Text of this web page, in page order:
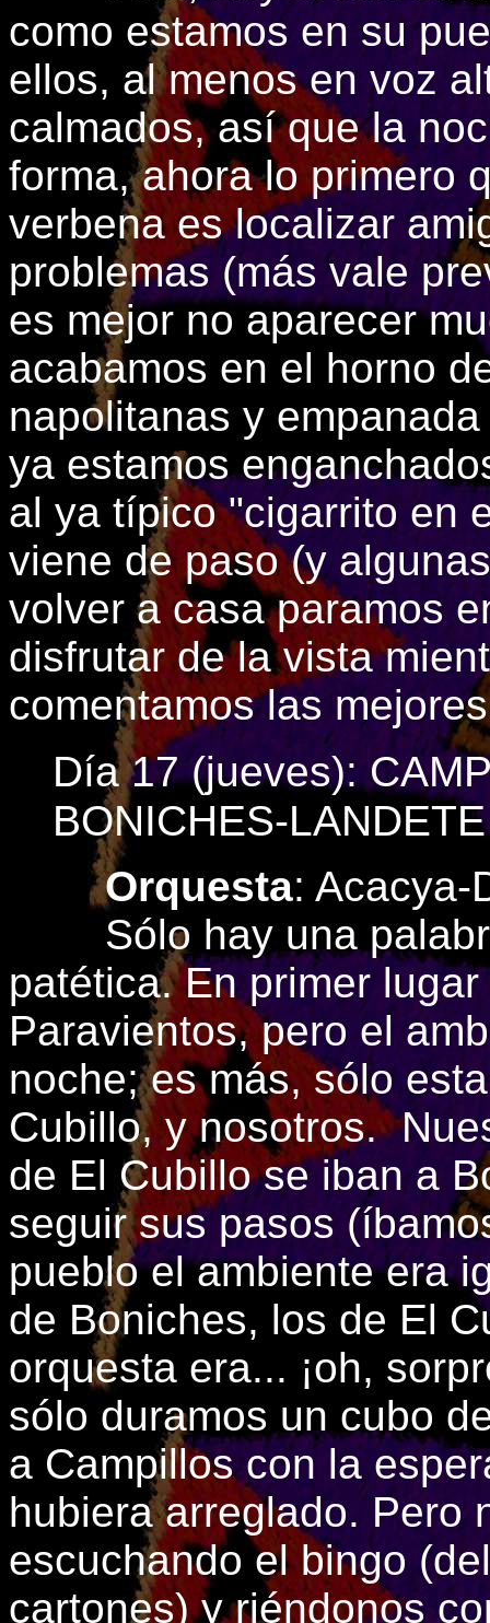
como estamos en su
ellos, al menos en voz
calmados, así que la
forma, ahora lo primero
verbena es localizar
problemas (más vale
es mejor no aparecer
acabamos en el horno
napolitanas y
ya estamos
al ya típico "cigarrito en
viene de paso (y
volver a casa paramos
disfrutar de la vista
comentamos las
Día 17 (jueves):
BONICHES-LANDETE
Orquesta: Acacya-
Sólo hay una
patética. En primer
Paravientos, pero el
noche; es más, sólo
Cubillo, y nosotros.
de El Cubillo se iban a
seguir sus pasos
pueblo el ambiente era
de Boniches, los de El
orquesta era... ¡oh,
sólo duramos un cubo
a Campillos con la
hubiera arreglado. Pero
escuchando el bingo
cartones) y riéndonos